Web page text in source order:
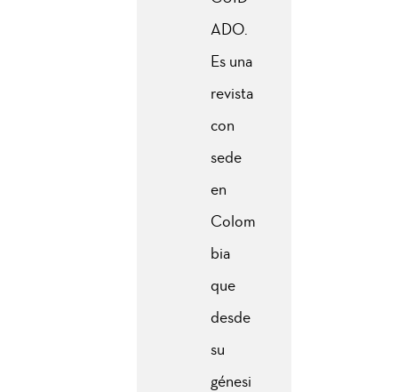
ADO.
Es una
revista
con
sede
en
Colom
bia
que
desde
su
génesi